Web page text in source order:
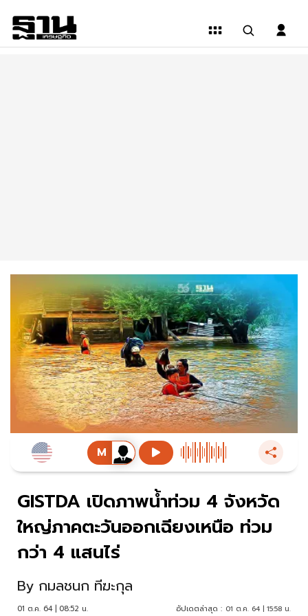
GISTDA เปิดภาพน้ำท่วม 4 จังหวัด
ใหญ่ภาคตะวันออกเฉียงเหนือ ท่วม
กว่า 4 แสนไร่
By กมลชนก ทีฆะกุล
01 ต.ค. 64 | 08:52 น. อัปเดตล่าสุด : 01 ต.ค. 64 | 15:58 น.